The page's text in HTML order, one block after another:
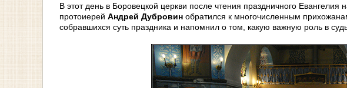
В этот день в Боровецкой церкви после чтения праздничного Евангелия
протоиерей Андрей Дубровин обратился к многочисленным
собравшихся суть праздника и напомнил о том, какую важную роль в